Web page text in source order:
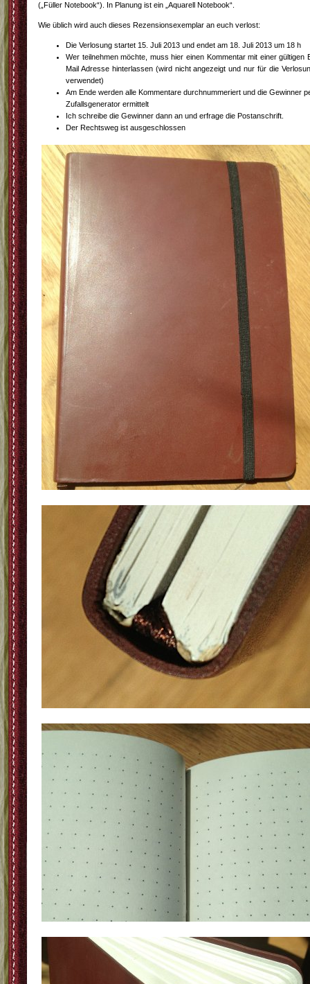
(„Füller Notebook“). In Planung ist ein „Aquarell Notebook“.
Wie üblich wird auch dieses Rezensionsexemplar an euch verlost:
Die Verlosung startet 15. Juli 2013 und endet am 18. Juli 2013 um 18 h
Wer teilnehmen möchte, muss hier einen Kommentar mit einer gültigen
Mail Adresse hinterlassen (wird nicht angezeigt und nur für die
verwendet)
Am Ende werden alle Kommentare durchnummeriert und die Gewinner
Zufallsgenerator ermittelt
Ich schreibe die Gewinner dann an und erfrage die Postanschrift.
Der Rechtsweg ist ausgeschlossen